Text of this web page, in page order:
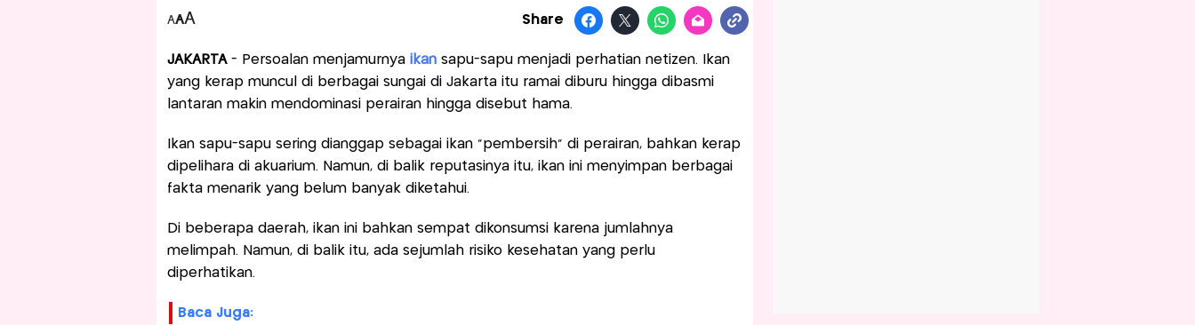
AAA Share
JAKARTA - Persoalan menjamurnya ikansapu-sapu menjadi perhatian netizen. Ikan
yang kerap muncul di berbagai sungai di Jakarta itu ramai diburu hingga dibasmi
lantaran makin mendominasi perairan hingga disebut hama.
Ikan sapu-sapu sering dianggap sebagai ikan “pembersih” di perairan, bahkan kerap
dipelihara di akuarium. Namun, di balik reputasinya itu, ikan ini menyimpan berbagai
fakta menarik yang belum banyak diketahui.
Di beberapa daerah, ikan ini bahkan sempat dikonsumsi karena jumlahnya
melimpah. Namun, di balik itu, ada sejumlah risiko kesehatan yang perlu
diperhatikan.
Baca Juga: